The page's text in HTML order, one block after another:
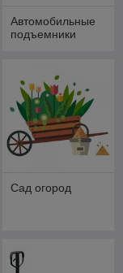
Автомобильные
подъемники
Сад огород